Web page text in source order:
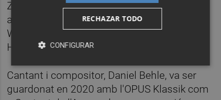
Zúric o Concertgebouw d’Amsterdam, entre
altres. Ha debutat com Sieglinde en Die
Walküre de Wagner a Praga, Colònia,
Hamburg, Dresden, Amsterdam i Lucerna.
Cantant i compositor, Daniel Behle, va ser
guardonat en 2020 amb l'OPUS Klassik com
RECHAZAR TODO
CONFIGURAR